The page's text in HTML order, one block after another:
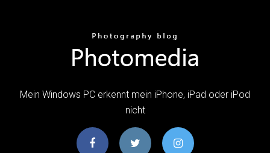
Mein Windows PC erkennt mein iPhone, iPad oder iPod
nicht